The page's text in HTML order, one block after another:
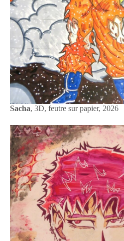
Sacha, 3D, feutre sur papier, 2026